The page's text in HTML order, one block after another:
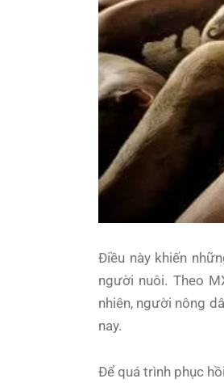
Điều này khiến
người nuôi. Theo
nhiên, người nông
nay.
Để quá trình phục